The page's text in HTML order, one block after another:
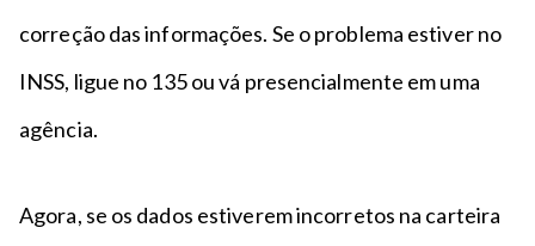
correção das informações. Se o problema estiver no
INSS, ligue no 135 ou vá presencialmente em uma
agência.
Agora, se os dados estiverem incorretos na carteira